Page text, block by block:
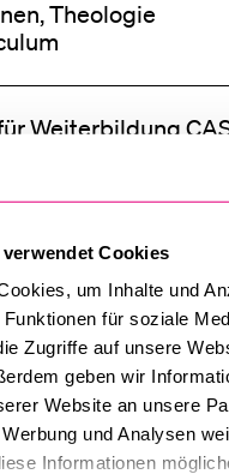
Cookies
um Inhalte und
für soziale
Zugriffe auf unsere
geben wir
Website an unsere
und Analysen
Informationen
Theologie
Weiterbildung
Studiengebühren
und